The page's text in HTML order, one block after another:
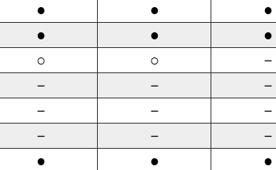
● ● ●
● ● ●
○ ○ －
－ － －
－ － －
－ － －
● ● ●